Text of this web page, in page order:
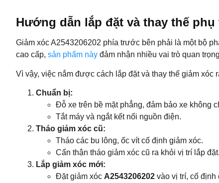
Hướng dẫn lắp đặt và thay thế
Giảm xóc A2543206202 phía trước bên phải là một bộ
cao cấp, sản phẩm này đảm nhận nhiều vai trò quan
Vì vậy, việc nắm được cách lắp đặt và thay thế giảm
Chuẩn bị:
Đỗ xe trên bề mặt phẳng, đảm bảo xe không
Tắt máy và ngắt kết nối nguồn điện.
Tháo giảm xóc cũ:
Tháo các bu lông, ốc vít cố định giảm xóc.
Cẩn thận tháo giảm xóc cũ ra khỏi vị trí lắp đặt.
Lắp giảm xóc mới:
Đặt giảm xóc A2543206202 vào vị trí, cố định